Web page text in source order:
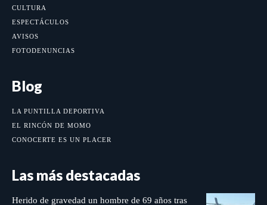
CULTURA
ESPECTÁCULOS
AVISOS
FOTODENUNCIAS
Blog
LA PUNTILLA DEPORTIVA
EL RINCÓN DE MOMO
CONOCERTE ES UN PLACER
Las más destacadas
Herido de gravedad un hombre de 69 años tras